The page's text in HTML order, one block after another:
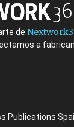
de
a
Publications